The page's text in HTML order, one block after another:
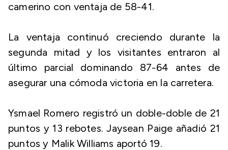
camerino con ventaja de 58-41.
La ventaja continuó creciendo durante la
segunda mitad y los visitantes entraron al
último parcial dominando 87-64 antes de
asegurar una cómoda victoria en la carretera.
Ysmael Romero registró un doble-doble de 21
puntos y 13 rebotes. Jaysean Paige añadió 21
puntos y Malik Williams aportó 19.